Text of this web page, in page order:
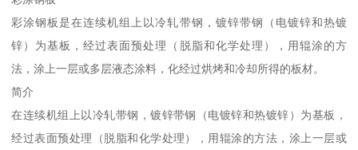
彩涂钢板是在连续机组上以冷轧带钢，镀锌带钢（电镀锌和热镀
锌）为基板，经过表面预处理（脱脂和化学处理），用辊涂的方
法，涂上一层或多层液态涂料，化经过烘烤和冷却所得的板材。
简介
在连续机组上以冷轧带钢，镀锌带钢（电镀锌和热镀锌）为基板，
经过表面预处理（脱脂和化学处理），用辊涂的方法，涂上一层或